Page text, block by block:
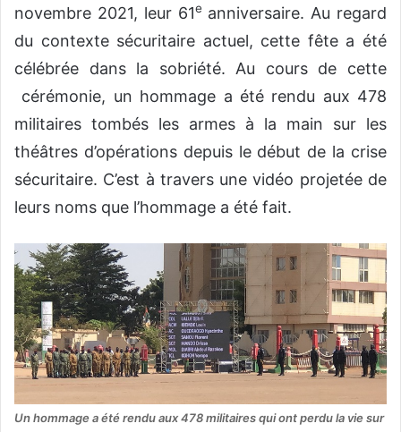
novembre 2021, leur 61e anniversaire. Au regard
du contexte sécuritaire actuel, cette fête a été
célébrée dans la sobriété. Au cours de cette
cérémonie, un hommage a été rendu aux 478
militaires tombés les armes à la main sur les
théâtres d’opérations depuis le début de la crise
sécuritaire. C’est à travers une vidéo projetée de
leurs noms que l’hommage a été fait.
Un hommage a été rendu aux 478 militaires qui ont perdu la vie sur